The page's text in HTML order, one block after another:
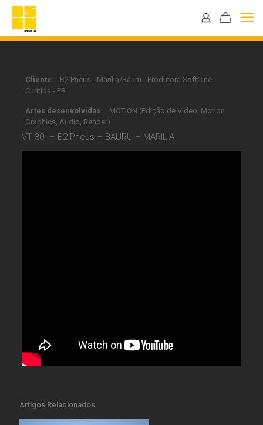
Cliente:
B2 Pneus - Marília/Bauru - Produtora SoftCine -
Curitiba - PR
Artes desenvolvidas:
MOTION (Edição de Video, Motion
Graphics, Audio, Render)
VT 30″ – B2 Pneus – BAURU – MARILIA
Artigos Relacionados